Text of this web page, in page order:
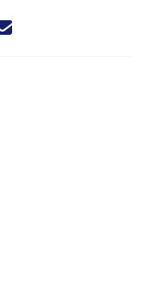
nieuwsbericht via X -
dit nieuwsbericht via
dit nieuwsbericht
Deel dit